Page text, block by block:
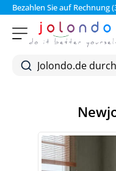
Bezahlen Sie auf Rechnung